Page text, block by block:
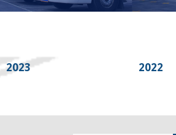
2023 2022